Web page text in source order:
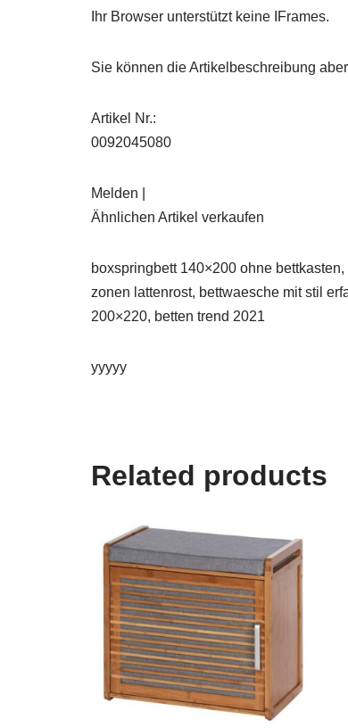
Ihr Browser unterstützt keine IFrames.
Sie können die Artikelbeschreibung
Artikel Nr.:
0092045080
Melden |
Ähnlichen Artikel verkaufen
boxspringbett 140×200 ohne
zonen lattenrost, bettwaesche mit stil
200×220, betten trend 2021
yyyyy
Related products